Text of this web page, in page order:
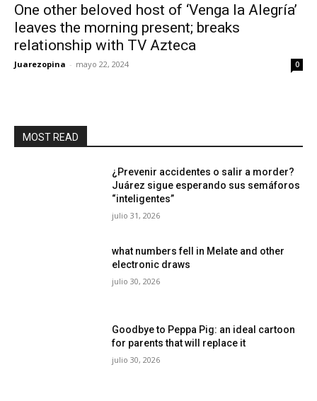
One other beloved host of ‘Venga la Alegría’
leaves the morning present; breaks
relationship with TV Azteca
Juarezopina - mayo 22, 2024 0
MOST READ
¿Prevenir accidentes o salir a morder?
Juárez sigue esperando sus semáforos
“inteligentes”
julio 31, 2026
what numbers fell in Melate and other
electronic draws
julio 30, 2026
Goodbye to Peppa Pig: an ideal cartoon
for parents that will replace it
julio 30, 2026